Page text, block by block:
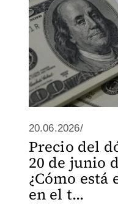
20.06.2026/
Precio del
20 de junio
¿Cómo está
en el t...